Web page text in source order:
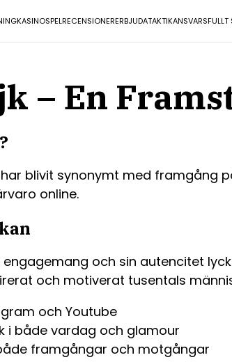
KASINOSPELRECENSIONERERBJUDATAKTIKANSVARSFULLT
– En
blivit synonymt med framgång
online.
engagemang och sin autencitet
och motiverat tusentals
och Youtube
i både vardag och glamour
framgångar och motgångar